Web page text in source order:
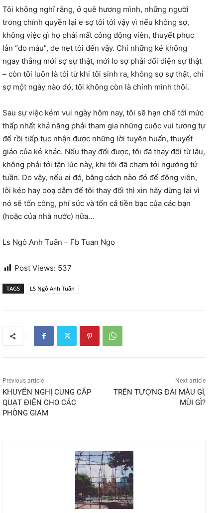
Tôi không nghĩ rằng, ở quê hương mình, những người
trong chính quyền lại e sợ tôi tới vậy vì nếu không sợ,
không việc gì họ phải mất công động viên, thuyết phục
lẫn “đo máu”, đe nẹt tôi đến vậy. Chỉ những kẻ không
ngay thẳng mới sợ sự thật, mới lo sợ phải đối diện sự thật
– còn tôi luôn là tôi từ khi tôi sinh ra, không sợ sự thật, chỉ
sợ một ngày nào đó, tôi không còn là chính mình thôi.
Sau sự việc kém vui ngày hôm nay, tôi sẽ hạn chế tới mức
thấp nhất khả năng phải tham gia những cuộc vui tương tự
để rồi tiếp tục nhận được những lời tuyên huấn, thuyết
giáo của kẻ khác. Nếu thay đổi được, tôi đã thay đổi từ lâu,
không phải tới tận lúc này, khi tôi đã chạm tới ngưỡng tứ
tuần. Do vậy, nếu ai đó, bằng cách nào đó để động viên,
lôi kéo hay doạ dẫm để tôi thay đổi thì xin hãy dừng lại vì
nó sẽ tốn công, phí sức và tốn cả tiền bạc của các bạn
(hoặc của nhà nước) nữa…
Ls Ngô Anh Tuân – Fb Tuan Ngo
Post Views: 537
TAGS LS Ngô Anh Tuấn
Previous article
KHUYẾN NGHỊ CUNG CẤP
QUẠT ĐIỆN CHO CÁC
PHÒNG GIAM
Next article
TRÊN TƯỢNG ĐÀI MÀU GÌ,
MÙI GÌ?